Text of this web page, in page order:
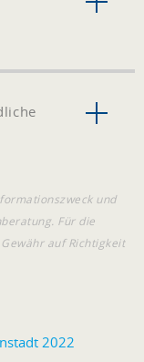
und
Für die
auf Richtigkeit
2022